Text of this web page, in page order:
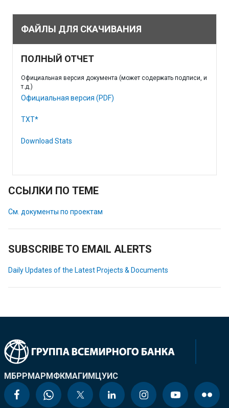
ФАЙЛЫ ДЛЯ СКАЧИВАНИЯ
ПОЛНЫЙ ОТЧЕТ
Официальная версия документа (может содержать подписи, и
т.д.)
Официальная версия (PDF)
TXT*
Download Stats
ССЫЛКИ ПО ТЕМЕ
См. документы по проектам
SUBSCRIBE TO EMAIL ALERTS
Daily Updates of the Latest Projects & Documents
МБРРМАРМФКМАГИМЦУИС